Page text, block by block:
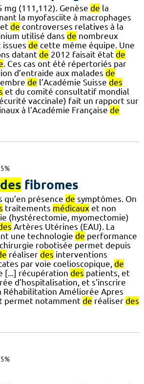
mg (111,112). Genèse de la
la myofasciite à macrophages
de controverses relatives à la
utilisé dans de nombreux
issues de cette même équipe. Une
datant de 2012 faisait état de
. Ces cas ont été répertoriés par
d’entraide aux malades de
de l’Académie Suisse des
et du comité consultatif mondial
vaccinale) fait un rapport sur
à l’Académie Française de
des fibromes
qu’en présence de symptômes. On
traitements médicaux et non
(hystérectomie, myomectomie)
Artères Utérines (EAU). La
une technologie de performance
robotisée permet depuis
réaliser des interventions
par voie coelioscopique, de
[...] récupération des patients, et
d’hospitalisation, et s'inscrire
Réhabilitation Améliorée Apres
permet notamment de réaliser des